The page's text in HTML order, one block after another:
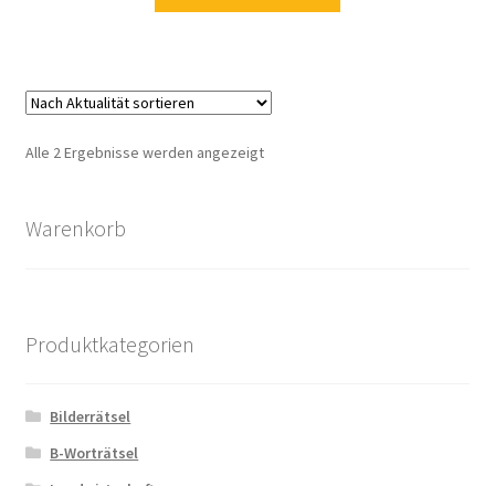
Alle 2 Ergebnisse werden angezeigtNach
Warenkorb
Produktkategorien
Bilderrätsel
B-Worträtsel